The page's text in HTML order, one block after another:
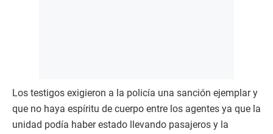
Los testigos exigieron a la policía una sanción ejemplar y
que no haya espíritu de cuerpo entre los agentes ya que la
unidad podía haber estado llevando pasajeros y la